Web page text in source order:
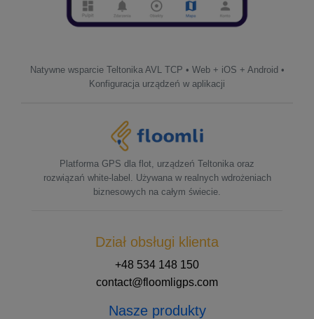
Natywne wsparcie Teltonika AVL TCP • Web + iOS + Android •
Konfiguracja urządzeń w aplikacji
Platforma GPS dla flot, urządzeń Teltonika oraz
rozwiązań white-label. Używana w realnych wdrożeniach
biznesowych na całym świecie.
Dział obsługi klienta
+48 534 148 150
contact@floomligps.com
Nasze produkty